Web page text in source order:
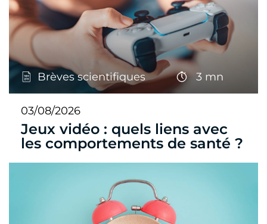
Brèves scientifiques 3 mn
03/08/2026
Jeux vidéo : quels liens avec
les comportements de santé ?